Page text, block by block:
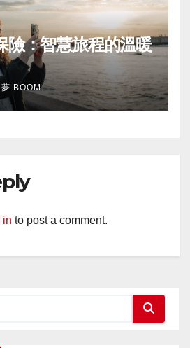
險：智慧旅程的溫暖
夢 BOOM
in to post a comment.